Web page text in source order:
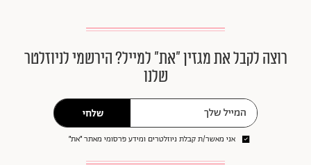
רוצה לקבל את מגזין ״את״ למייל? הירשמי לניוזלטר
שלנו
שלחי
אני מאשר/ת קבלת ניוזלטרים ומידע פרסומי מאתר ״את״